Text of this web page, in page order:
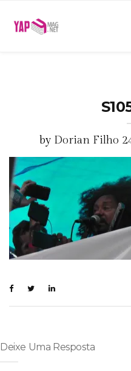
by Dorian Filho
Deixe Uma Resposta